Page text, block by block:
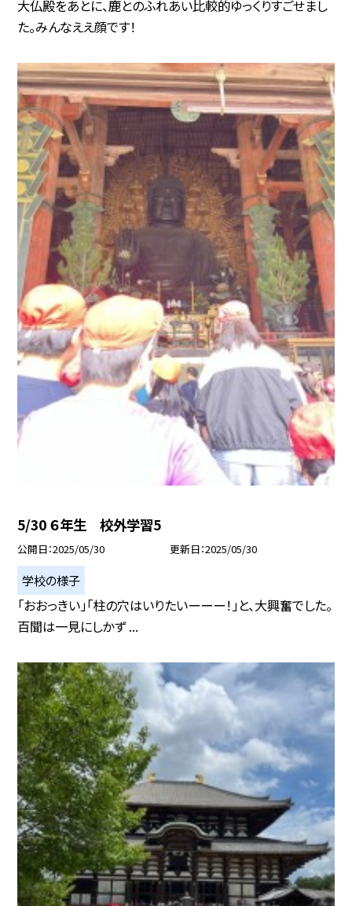
大仏殿をあとに、鹿とのふれあい比較的ゆっくりすごせまし
た。みんなええ顔です！
5/30 ６年生 校外学習5
公開日 2025/05/30 更新日 2025/05/30
学校の様子
「おおっきい」「柱の穴はいりたいーーー！」と、大興奮でした。
百聞は一見にしかず ...